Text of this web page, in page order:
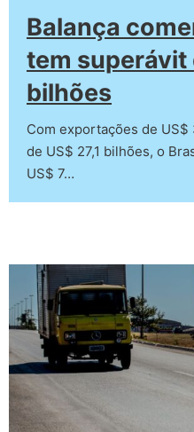
Balança
tem superávit
bilhões
Com exportações de
de US$ 27,1 bilhões, o
US$ 7…